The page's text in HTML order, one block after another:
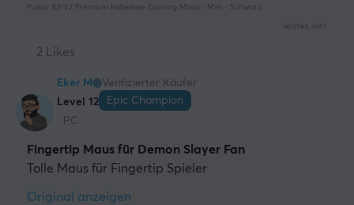
Pulsar X2-V2 Premium Kabellose Gaming Maus - Mini - Schwarz
letztes Jahr
2 Likes
Eker M
Verifizierter Käufer
Level 12
Epic Champion
PC
Fingertip Maus für Demon Slayer Fan
Tolle Maus für Fingertip Spieler
Original anzeigen